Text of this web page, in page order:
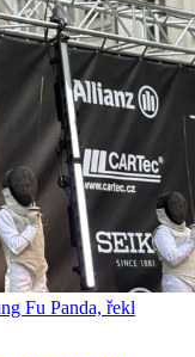
Fu Panda, řekl